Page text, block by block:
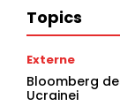
Topics
Externe
Bloomberg
Ucrainei